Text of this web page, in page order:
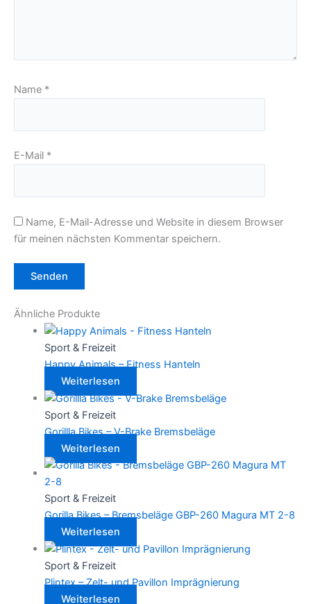
Name *
E-Mail *
Name, E-Mail-Adresse und Website in diesem Browser
für meinen nächsten Kommentar speichern.
Ähnliche Produkte
Sport & Freizeit
Happy Animals – Fitness Hanteln
Weiterlesen
Sport & Freizeit
Gorillla Bikes – V-Brake Bremsbeläge
Weiterlesen
Sport & Freizeit
Gorilla Bikes – Bremsbeläge GBP-260 Magura MT 2-8
Weiterlesen
Sport & Freizeit
Plintex – Zelt- und Pavillon Imprägnierung
Weiterlesen